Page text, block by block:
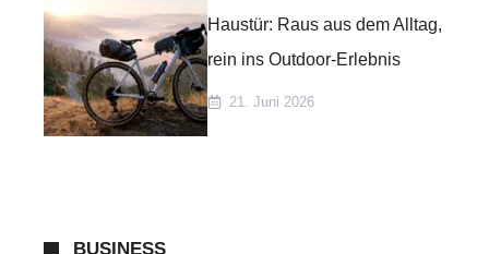
Haustür: Raus aus dem Alltag,
rein ins Outdoor-Erlebnis
21. Juni 2026
BUSINESS